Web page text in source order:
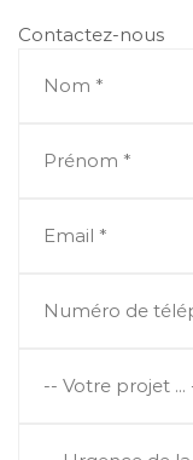
Contactez-nous